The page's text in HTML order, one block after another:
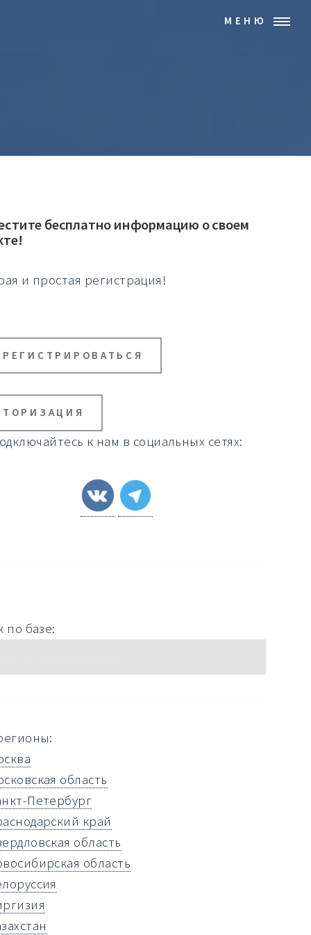
МЕНЮ
бесплатно информацию о своем
и простая регистрация!
к нам в социальных сетях:
по базе:
область
Петербург
край
область
область